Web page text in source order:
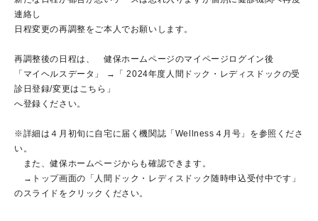
連絡し
日程変更の再調整をご本人でお願いします。
再調整後の日程は、 健保ホームページのマイページログイン後
「マイヘルスデータ」 →「 2024年度人間ドック・レディスドックの受
診日登録/変更はこちら」
へ登録ください。
※詳細は４月初旬に自宅に届く機関誌「Wellness４月号」を参照くださ
い。
また、健保ホームページからも確認できます。
→トップ画面の「人間ドック・レディスドック随時申込受付中です」
のスライドをクリックください。